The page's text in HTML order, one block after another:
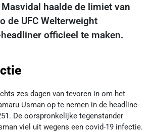
haalde de limiet van
de UFC Welterweight
officieel te maken.
zes dagen van tevoren in om het
Usman op te nemen in de headline-
De oorspronkelijke tegenstander
viel uit wegens een covid-19 infectie.